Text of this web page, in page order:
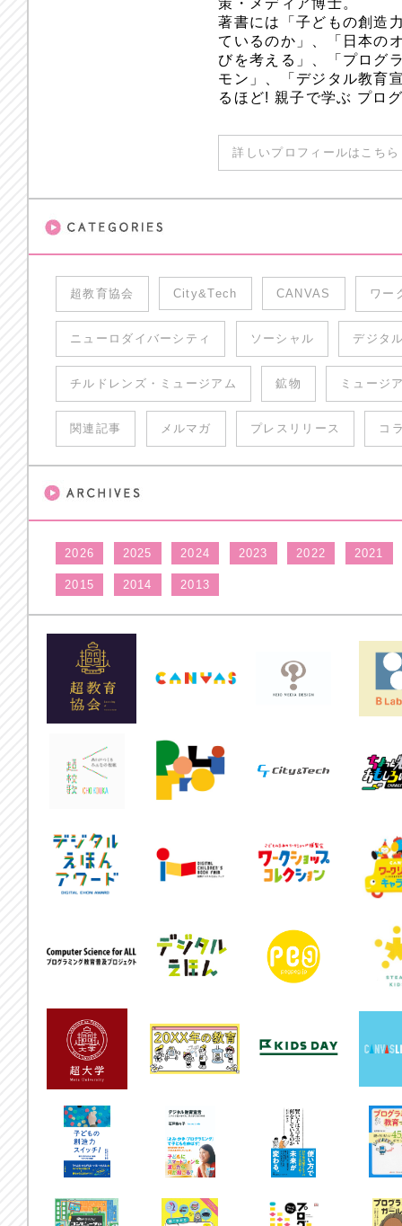
著書には「子どもの創造
ているのか」、「日本の
びを考える」、「プログ
モン」、「デジタル教育
るほど! 親子で学ぶ プロ
詳しいプロフィールはこち
超教育協会 City&Tech CANVAS ワー
ニューロダイバーシティ ソーシャル デジタ
チルドレンズ・ミュージアム 鉱物 ミュージ
関連記事 メルマガ プレスリリース コ
2026 2025 2024 2023 2022 2021
2015 2014 2013